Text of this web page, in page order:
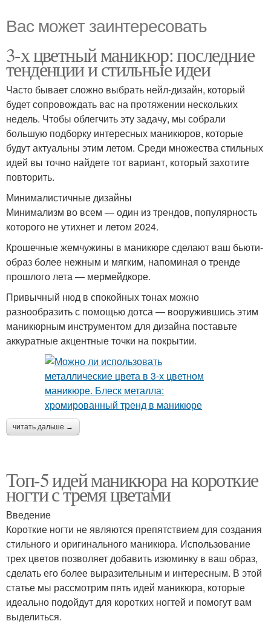
Вас может заинтересовать
3-х цветный маникюр: последние
тенденции и стильные идеи
Часто бывает сложно выбрать нейл-дизайн, который
будет сопровождать вас на протяжении нескольких
недель. Чтобы облегчить эту задачу, мы собрали
большую подборку интересных маникюров, которые
будут актуальны этим летом. Среди множества стильных
идей вы точно найдете тот вариант, который захотите
повторить.
Минималистичные дизайны
Минимализм во всем — один из трендов, популярность
которого не утихнет и летом 2024.
Крошечные жемчужины в маникюре сделают ваш бьюти-
образ более нежным и мягким, напоминая о тренде
прошлого лета — мермейдкоре.
Привычный нюд в спокойных тонах можно
разнообразить с помощью дотса — вооружившись этим
маникюрным инструментом для дизайна поставьте
аккуратные акцентные точки на покрытии.
читать дальше →
Топ-5 идей маникюра на короткие
ногти с тремя цветами
Введение
Короткие ногти не являются препятствием для создания
стильного и оригинального маникюра. Использование
трех цветов позволяет добавить изюминку в ваш образ,
сделать его более выразительным и интересным. В этой
статье мы рассмотрим пять идей маникюра, которые
идеально подойдут для коротких ногтей и помогут вам
выделиться.